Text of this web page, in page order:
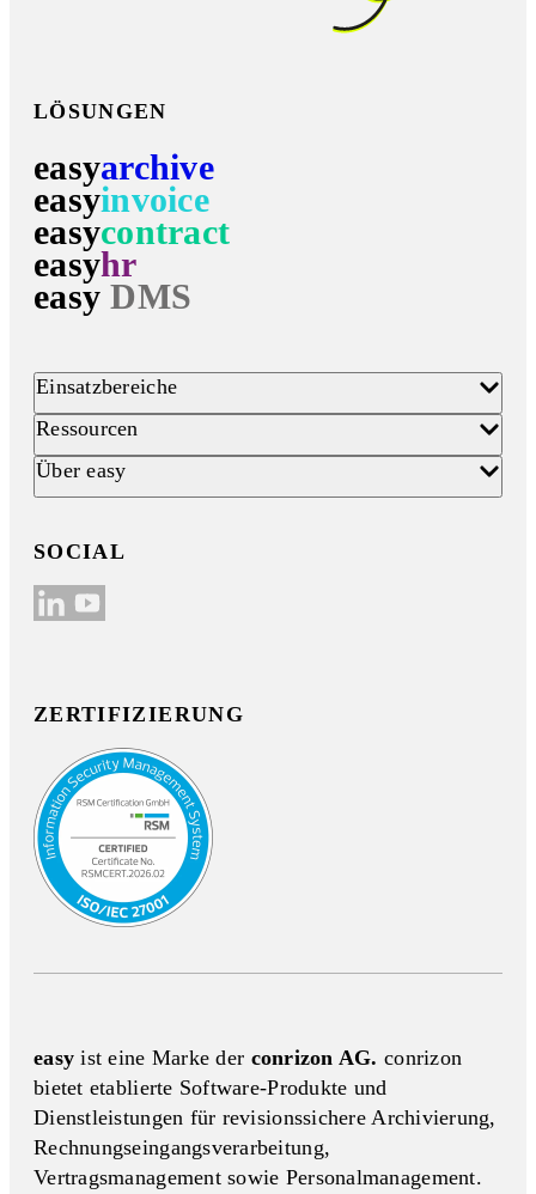
LÖSUNGEN
easyarchive
easyinvoice
easycontract
easyhr
easy DMS
Einsatzbereiche
Ressourcen
Über easy
SOCIAL
ZERTIFIZIERUNG
easyist eine Marke der conrizon AG. conrizon
bietet etablierte Software-Produkte und
Dienstleistungen für revisionssichere Archivierung,
Rechnungseingangs­verarbeitung,
Vertragsmanagement sowie Personalmanagement.